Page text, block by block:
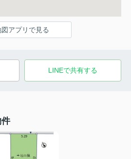
図アプリで見る
LINEで共有する